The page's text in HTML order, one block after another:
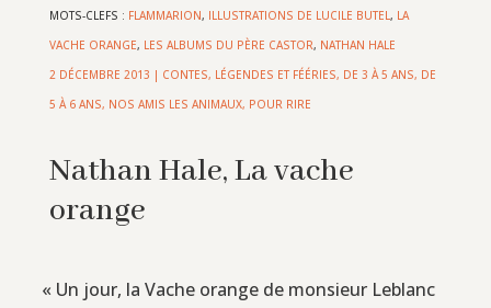
MOTS-CLEFS : FLAMMARION, ILLUSTRATIONS DE LUCILE BUTEL , LA
VACHE ORANGE, LES ALBUMS DU PÈRE CASTOR, NATHAN HALE
2 DÉCEMBRE 2013 | CONTES, LÉGENDES ET FÉÉRIES, DE 3 À 5 ANS, DE
5 À 6 ANS, NOS AMIS LES ANIMAUX, POUR RIRE
Nathan Hale, La vache
orange
« Un jour, la Vache orange de monsieur Leblanc